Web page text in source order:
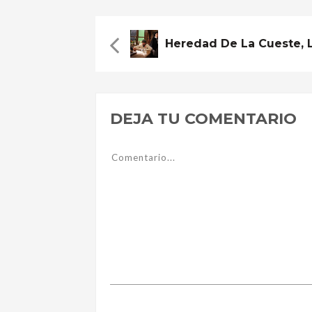
DEJA TU COMENTARIO